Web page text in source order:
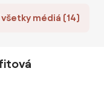
médiá (14)